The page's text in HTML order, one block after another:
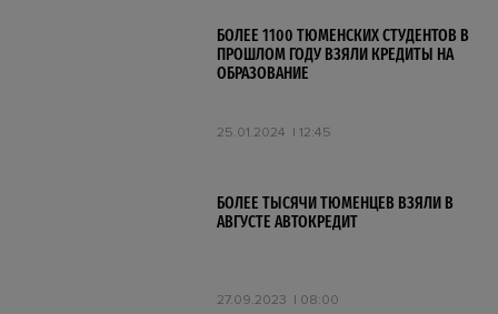
БОЛЕЕ 1100 ТЮМЕНСКИХ СТУДЕНТОВ В
ПРОШЛОМ ГОДУ ВЗЯЛИ КРЕДИТЫ НА
ОБРАЗОВАНИЕ
25.01.2024 12:45
БОЛЕЕ ТЫСЯЧИ ТЮМЕНЦЕВ ВЗЯЛИ В
АВГУСТЕ АВТОКРЕДИТ
27.09.2023 08:00